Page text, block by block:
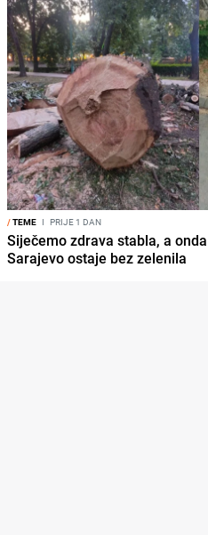
/TEME I PRIJE 1 DAN
Siječemo zdrava stabla, a
Sarajevo ostaje bez zelenila